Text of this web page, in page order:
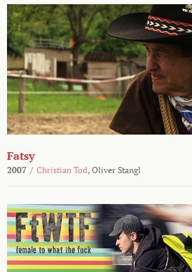
Fatsy
2007 / Christian Tod, Oliver Stangl